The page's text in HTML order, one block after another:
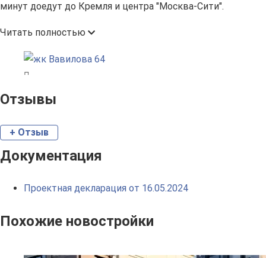
минут доедут до Кремля и центра "Москва-Сити".
Читать полностью
Отзывы
+ Отзыв
Документация
Проектная декларация от 16.05.2024
Похожие новостройки